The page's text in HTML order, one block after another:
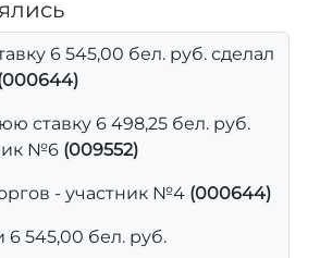
6 545,00 бел. руб. сделал
ставку 6 498,25 бел. руб.
№6 (009552)
- участник №4 (000644)
545,00 бел. руб.